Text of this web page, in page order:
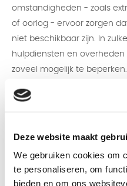
Deze website maakt
We gebruiken cookies om
te personaliseren, om
bieden en om ons
omstandigheden - zoals
of oorlog - ervoor zorgen
niet beschikbaar zijn. In
hulpdiensten en
zoveel mogelijk te
dat ieder huishouden zich
voorbereidingen te treffen,
noodpakket, kan iedereen